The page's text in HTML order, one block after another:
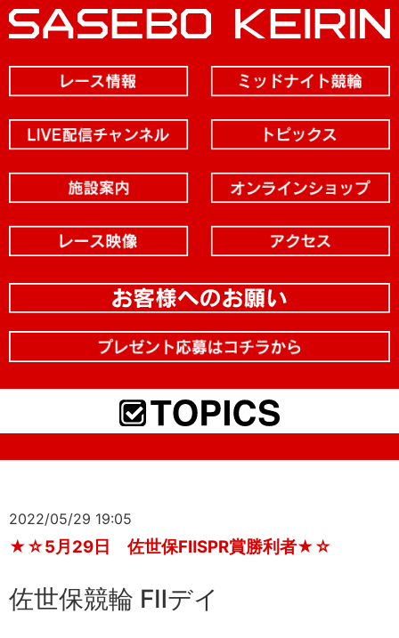
2022/05/29 19:05
★☆5月29日 佐世保FⅡSPR賞勝利者★☆
佐世保競輪 FⅡデイ